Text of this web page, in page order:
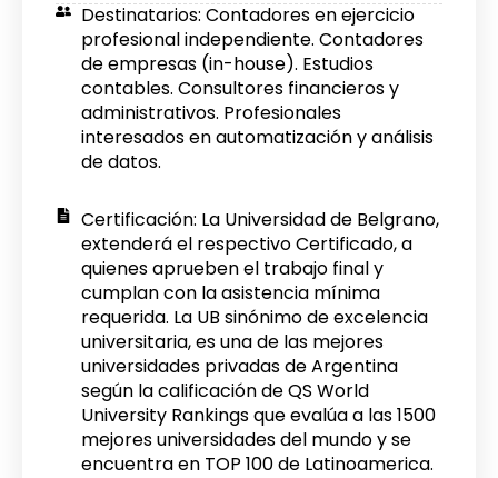
Destinatarios: Contadores en ejercicio
profesional independiente. Contadores
de empresas (in-house). Estudios
contables. Consultores financieros y
administrativos. Profesionales
interesados en automatización y análisis
de datos.
Certificación: La Universidad de Belgrano,
extenderá el respectivo Certificado, a
quienes aprueben el trabajo final y
cumplan con la asistencia mínima
requerida. La UB sinónimo de excelencia
universitaria, es una de las mejores
universidades privadas de Argentina
según la calificación de QS World
University Rankings que evalúa a las 1500
mejores universidades del mundo y se
encuentra en TOP 100 de Latinoamerica.